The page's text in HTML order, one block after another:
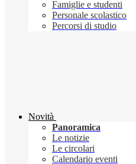
Famiglie e studenti
Personale scolastico
Percorsi di studio
Novità
Panoramica
Le notizie
Le circolari
Calendario eventi